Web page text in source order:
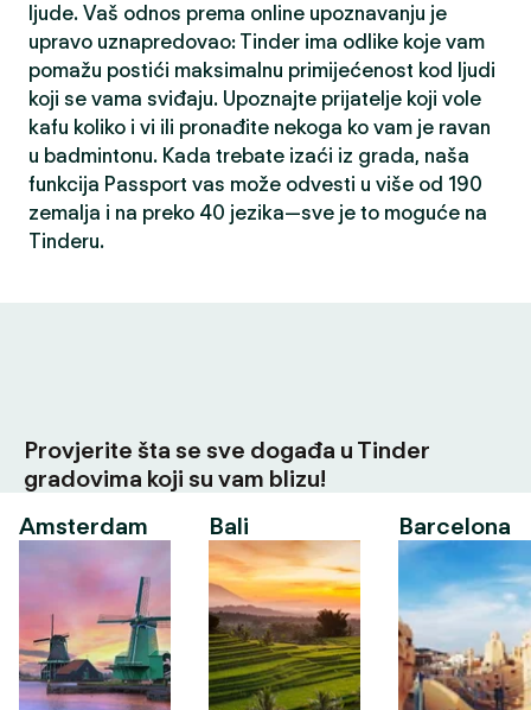
ljude. Vaš odnos prema online upoznavanju je
upravo uznapredovao: Tinder ima odlike koje vam
pomažu postići maksimalnu primijećenost kod ljudi
koji se vama sviđaju. Upoznajte prijatelje koji vole
kafu koliko i vi ili pronađite nekoga ko vam je ravan
u badmintonu. Kada trebate izaći iz grada, naša
funkcija Passport vas može odvesti u više od 190
zemalja i na preko 40 jezika—sve je to moguće na
Tinderu.
Provjerite šta se sve događa u Tinder
gradovima koji su vam blizu!
Amsterdam
Bali Barcelona